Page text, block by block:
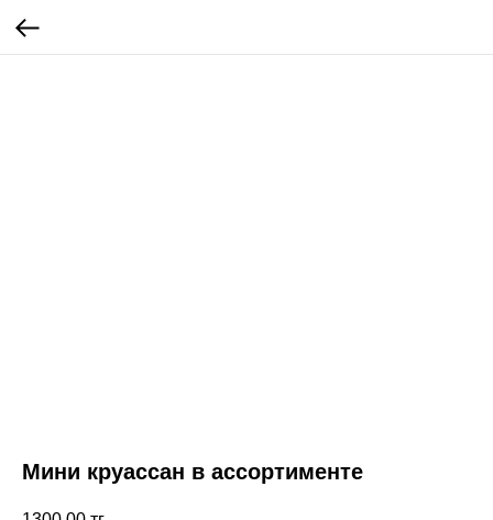
Мини круассан в ассортименте